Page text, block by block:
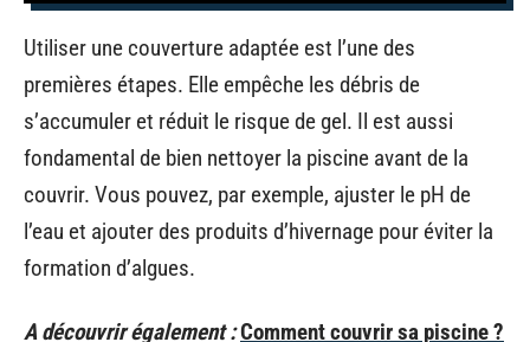
Utiliser une couverture adaptée est l’une des
premières étapes. Elle empêche les débris de
s’accumuler et réduit le risque de gel. Il est aussi
fondamental de bien nettoyer la piscine avant de la
couvrir. Vous pouvez, par exemple, ajuster le pH de
l’eau et ajouter des produits d’hivernage pour éviter la
formation d’algues.
A découvrir également :Comment couvrir sa piscine ?